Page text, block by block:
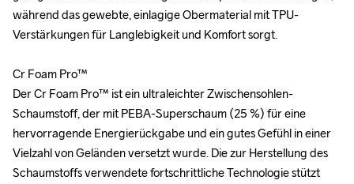
während das gewebte, einlagige Obermaterial mit TPU-
Verstärkungen für Langlebigkeit und Komfort sorgt.
Cr Foam Pro™
Der Cr Foam Pro™ ist ein ultraleichter Zwischensohlen-
Schaumstoff, der mit PEBA-Superschaum (25 %) für eine
hervorragende Energierückgabe und ein gutes Gefühl in einer
Vielzahl von Geländen versetzt wurde. Die zur Herstellung des
Schaumstoffs verwendete fortschrittliche Technologie stützt
während das gewebte, einlagige Obermaterial mit TPU-
Verstärkungen für Langlebigkeit und Komfort sorgt.
Cr Foam Pro™
Der Cr Foam Pro™ ist ein ultraleichter Zwischensohlen-
Schaumstoff, der mit PEBA-Superschaum (25 %) für eine
hervorragende Energierückgabe und ein gutes Gefühl in einer
Vielzahl von Geländen versetzt wurde. Die zur Herstellung des
Schaumstoffs verwendete fortschrittliche Technologie stützt